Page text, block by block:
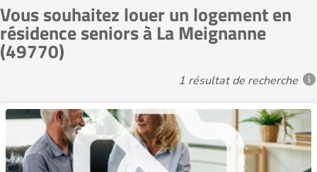
Vous souhaitez louer un logement en
résidence seniors à La Meignanne
(49770)
1 résultat de recherche